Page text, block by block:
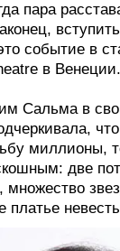
пара
событие в
в Венеции.
Сальма в
миллионы,
две
множество
платье